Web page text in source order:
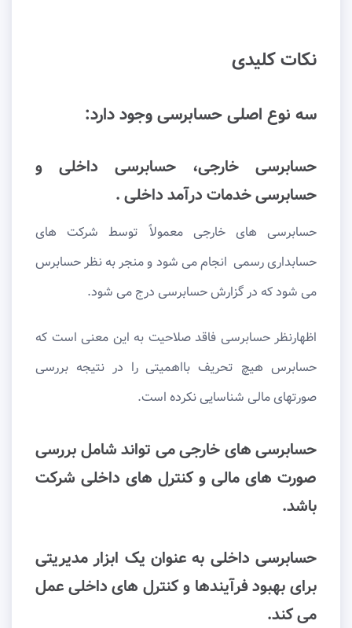
نکات کلیدی
سه نوع اصلی حسابرسی وجود دارد:
حسابرسی خارجی، حسابرسی داخلی و
حسابرسی خدمات درآمد داخلی .
حسابرسی های خارجی معمولاً توسط شرکت های
حسابداری رسمی انجام می شود و منجر به نظر حسابرس
می شود که در گزارش حسابرسی درج می شود.
اظهارنظر حسابرسی فاقد صلاحیت به این معنی است که
حسابرس هیچ تحریف بااهمیتی را در نتیجه بررسی
صورتهای مالی شناسایی نکرده است.
حسابرسی های خارجی می تواند شامل بررسی
صورت های مالی و کنترل های داخلی شرکت
باشد.
حسابرسی داخلی به عنوان یک ابزار مدیریتی
برای بهبود فرآیندها و کنترل های داخلی عمل
می کند.